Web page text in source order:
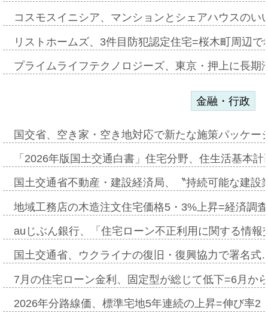
コスモスイニシア、マンションとシェアハウスの
リストホームズ、3件目防犯認定住宅=桜木町周辺
プライムライフテクノロジーズ、東京・押上に長
金融・行政
国交省、空き家・空き地対応で新たな施策パッケ
「2026年版国土交通白書」住宅分野、住生活基本
国土交通省不動産・建設経済局、〝持続可能な建
地域工務店の木造注文住宅価格5・3%上昇=経済調
auじぶん銀行、「住宅ローン不正利用に関する情
国土交通省、ウクライナの復旧・復興協力で署名
7月の住宅ローン金利、固定型が総じて低下=6月か
2026年分路線価、標準宅地5年連続の上昇=伸び率